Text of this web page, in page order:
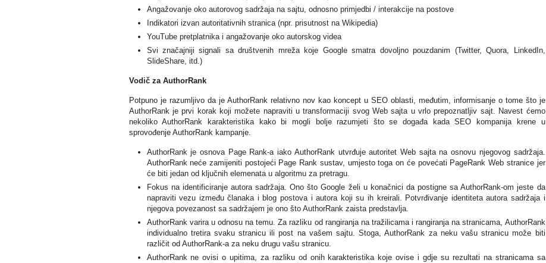
Angažovanje oko autorovog sadržaja na sajtu, odnosno primjedbi / interakcije na postove
Indikatori izvan autoritativnih stranica (npr. prisutnost na Wikipedia)
YouTube pretplatnika i angažovanje oko autorskog videa
Svi značajniji signali sa društvenih mreža koje Google smatra dovoljno pouzdanim (Twitter, Quora, LinkedIn,
SlideShare, itd.)
Vodič za AuthorRank
Potpuno je razumljivo da je AuthorRank relativno nov kao koncept u SEO oblasti, međutim, informisanje o tome što je
AuthorRank je prvi korak koji možete napraviti u transformaciji svog Web sajta u vrlo prepoznatljiv sajt. Navest ćemo
nekoliko AuthorRank karakteristika kako bi mogli bolje razumjeti što se događa kada SEO kompanija krene u
sprovođenje AuthorRank kampanje.
AuthorRank je osnova Page Rank-a iako AuthorRank utvrđuje autoritet Web sajta na osnovu njegovog sadržaja.
AuthorRank neće zamijeniti postojeći Page Rank sustav, umjesto toga on će povećati PageRank Web stranice jer
će biti jedan od ključnih elemenata u algoritmu za pretragu.
Fokus na identificiranje autora sadržaja. Ono što Google želi u konačnici da postigne sa AuthorRank-om jeste da
napraviti vezu između članaka i blog postova i autora koji su ih kreirali. Potvrđivanje identiteta autora sadržaja i
njegova povezanost sa sadržajem je ono što AuthorRank zaista predstavlja.
AuthorRank varira u odnosu na temu. Za razliku od rangiranja na tražilicama i rangiranja na stranicama, AuthorRank
individualno tretira svaku stranicu ili post na vašem sajtu. Stoga, AuthorRank za neku vašu stranicu može biti
različit od AuthorRank-a za neku drugu vašu stranicu.
AuthorRank ne ovisi o upitima, za razliku od onih karakteristika koje ovise i gdje su rezultati na stranicama sa